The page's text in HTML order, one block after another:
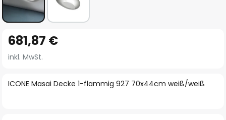
Anfang
der
springen
ICONE Masai Decke 1-flammig 927 70x44cm weiß/weiß
681,87 €
inkl. MwSt.